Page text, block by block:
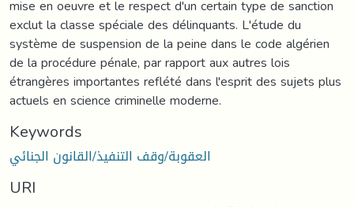
mise en oeuvre et le respect d'un certain type de sanction
exclut la classe spéciale des délinquants. L'étude du
système de suspension de la peine dans le code algérien
de la procédure pénale, par rapport aux autres lois
étrangères importantes reflété dans l'esprit des sujets plus
actuels en science criminelle moderne.
Keywords
العقوبة/وقف التنفيذ/القانون الجنائي
URI